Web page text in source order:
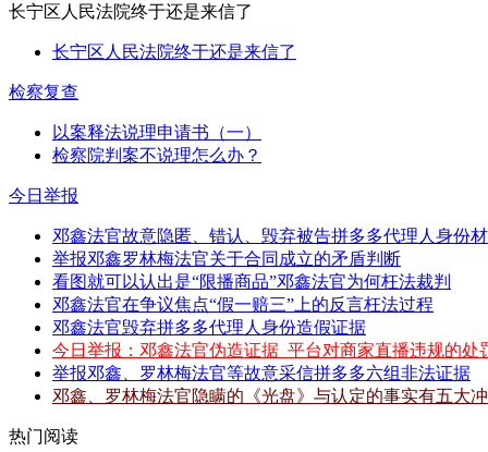
长宁区人民法院终于还是来信了
长宁区人民法院终于还是来信了
检察复查
以案释法说理申请书（一）
检察院判案不说理怎么办？
今日举报
邓鑫法官故意隐匿、错认、毁弃被告拼多多代理人身份
举报邓鑫罗林梅法官关于合同成立的矛盾判断
看图就可以认出是“限播商品”邓鑫法官为何枉法裁判
邓鑫法官在争议焦点“假一赔三”上的反言枉法过程
邓鑫法官毁弃拼多多代理人身份造假证据
今日举报：邓鑫法官伪造证据_平台对商家直播违规的处
举报邓鑫、罗林梅法官等故意采信拼多多六组非法证据
邓鑫、罗林梅法官隐瞒的《光盘》与认定的事实有五大
热门阅读